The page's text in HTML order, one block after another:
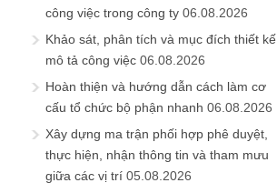
công việc trong công ty 06.08.2026
Khảo sát, phân tích và mục đích thiết kế
mô tả công việc 06.08.2026
Hoàn thiện và hướng dẫn cách làm cơ
cấu tổ chức bộ phận nhanh 06.08.2026
Xây dựng ma trận phối hợp phê duyệt,
thực hiện, nhận thông tin và tham mưu
giữa các vị trí 05.08.2026